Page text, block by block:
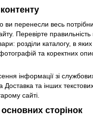
перенесли весь
Перевірте
розділи каталогу, в
та коректних
інформації зі
та інших текстових
сайті.
сторінок